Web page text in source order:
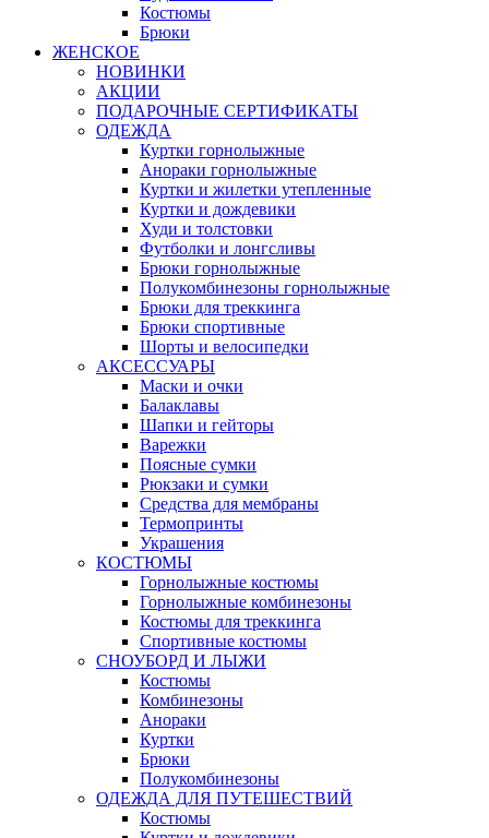
Костюмы
Брюки
ЖЕНСКОЕ
НОВИНКИ
АКЦИИ
ПОДАРОЧНЫЕ СЕРТИФИКАТЫ
ОДЕЖДА
Куртки горнолыжные
Анораки горнолыжные
Куртки и жилетки утепленные
Куртки и дождевики
Худи и толстовки
Футболки и лонгсливы
Брюки горнолыжные
Полукомбинезоны горнолыжные
Брюки для треккинга
Брюки спортивные
Шорты и велосипедки
АКСЕССУАРЫ
Маски и очки
Балаклавы
Шапки и гейторы
Варежки
Поясные сумки
Рюкзаки и сумки
Средства для мембраны
Термопринты
Украшения
КОСТЮМЫ
Горнолыжные костюмы
Горнолыжные комбинезоны
Костюмы для треккинга
Спортивные костюмы
СНОУБОРД И ЛЫЖИ
Костюмы
Комбинезоны
Анораки
Куртки
Брюки
Полукомбинезоны
ОДЕЖДА ДЛЯ ПУТЕШЕСТВИЙ
Костюмы